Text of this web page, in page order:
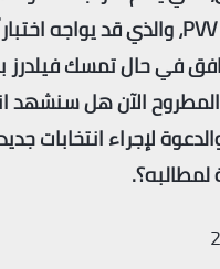
PVV، والذي قد يواجه
في حال تمسك فيلدرز
الآن هل سنشهد
لإجراء انتخابات
لمطالبه؟.